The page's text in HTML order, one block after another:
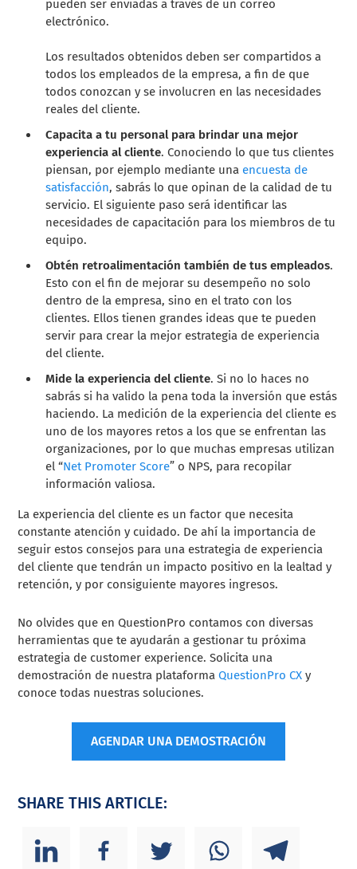
pueden ser enviadas a través de un correo
electrónico.
Los resultados obtenidos deben ser compartidos a
todos los empleados de la empresa, a fin de que
todos conozcan y se involucren en las necesidades
reales del cliente.
Capacita a tu personal para brindar una mejor
experiencia al cliente. Conociendo lo que tus clientes
piensan, por ejemplo mediante una encuesta de
satisfacción, sabrás lo que opinan de la calidad de tu
servicio. El siguiente paso será identificar las
necesidades de capacitación para los miembros de tu
equipo.
Obtén retroalimentación también de tus empleados.
Esto con el fin de mejorar su desempeño no solo
dentro de la empresa, sino en el trato con los
clientes. Ellos tienen grandes ideas que te pueden
servir para crear la mejor estrategia de experiencia
del cliente.
Mide la experiencia del cliente. Si no lo haces no
sabrás si ha valido la pena toda la inversión que estás
haciendo. La medición de la experiencia del cliente es
uno de los mayores retos a los que se enfrentan las
organizaciones, por lo que muchas empresas utilizan
el “Net Promoter Score” o NPS, para recopilar
información valiosa.
La experiencia del cliente es un factor que necesita
constante atención y cuidado. De ahí la importancia de
seguir estos consejos para una estrategia de experiencia
del cliente que tendrán un impacto positivo en la lealtad y
retención, y por consiguiente mayores ingresos.
No olvides que en QuestionPro contamos con diversas
herramientas que te ayudarán a gestionar tu próxima
estrategia de customer experience. Solicita una
demostración de nuestra plataformaQuestionPro CX y
conoce todas nuestras soluciones.
AGENDAR UNA DEMOSTRACIÓN
SHARE THIS ARTICLE: